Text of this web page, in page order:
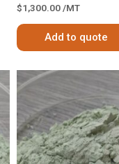
$1,300.00 /MT
Add to quote